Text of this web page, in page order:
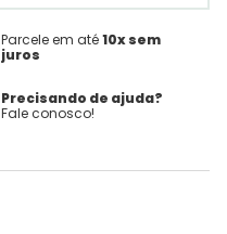
Parcele em até10x sem
juros
Precisando de ajuda?
Fale conosco!